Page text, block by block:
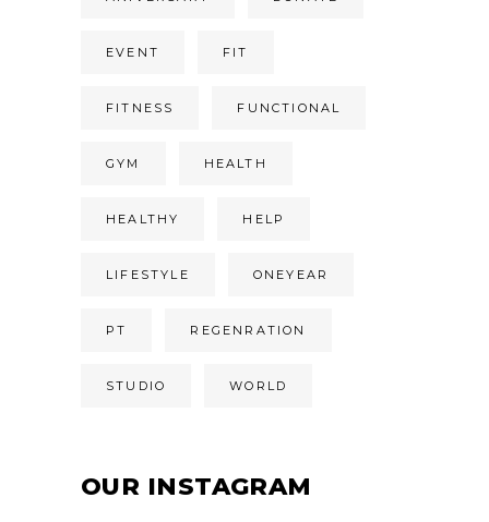
EVENT FIT
FITNESS FUNCTIONAL
GYM HEALTH
HEALTHY HELP
LIFESTYLE ONEYEAR
PT REGENRATION
STUDIO WORLD
OUR INSTAGRAM